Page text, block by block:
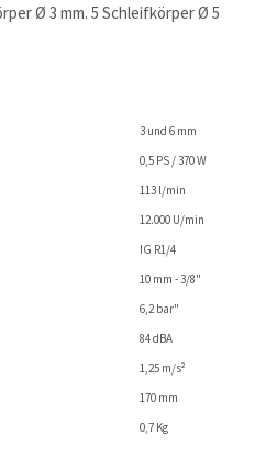
Ø 3 mm. 5 Schleifkörper Ø 5
3 und 6 mm
0,5 PS / 370 W
113 l/min
12.000 U/min
IG R1/4
10 mm - 3/8"
6,2 bar"
84 dBA
1,25 m/s²
170 mm
0,7 Kg